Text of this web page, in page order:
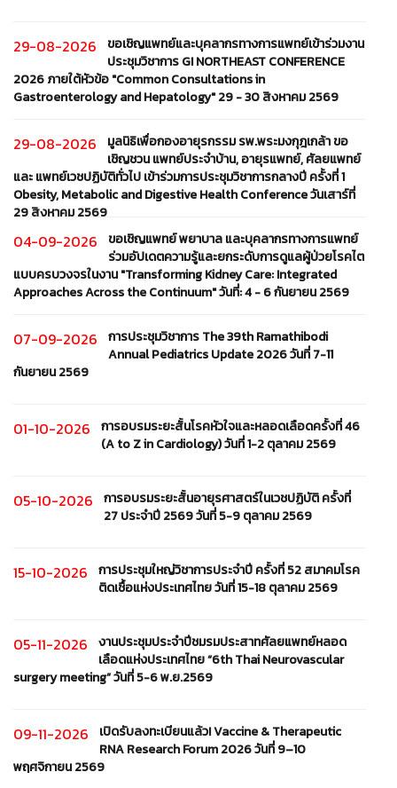
29-08-2026
ขอเชิญแพทย์และบุคลากรทางการแพทย์เข้าร่วมงาน
ประชุมวิชาการ GI NORTHEAST CONFERENCE
2026 ภายใต้หัวข้อ "Common Consultations in
Gastroenterology and Hepatology" 29 - 30 สิงหาคม 2569
29-08-2026
มูลนิธิเพื่อกองอายุรกรรม รพ.พระมงกุฎเกล้า ขอ
เชิญชวน แพทย์ประจำบ้าน, อายุรแพทย์, ศัลยแพทย์
และ แพทย์เวชปฏิบัติทั่วไป เข้าร่วมการประชุมวิชาการกลางปี ครั้งที่ 1
Obesity, Metabolic and Digestive Health Conference วันเสาร์ที่
29 สิงหาคม 2569
04-09-2026
ขอเชิญแพทย์ พยาบาล และบุคลากรทางการแพทย์
ร่วมอัปเดตความรู้และยกระดับการดูแลผู้ป่วยโรคไต
แบบครบวงจรในงาน "Transforming Kidney Care: Integrated
Approaches Across the Continuum" วันที่: 4 - 6 กันยายน 2569
07-09-2026
การประชุมวิชาการ The 39th Ramathibodi
Annual Pediatrics Update 2026 วันที่ 7-11
กันยายน 2569
01-10-2026
การอบรมระยะสั้นโรคหัวใจและหลอดเลือดครั้งที่ 46
(A to Z in Cardiology) วันที่ 1-2 ตุลาคม 2569
05-10-2026
การอบรมระยะสั้นอายุรศาสตร์ในเวชปฏิบัติ ครั้งที่
27 ประจำปี 2569 วันที่ 5-9 ตุลาคม 2569
15-10-2026
การประชุมใหญ่วิชาการประจำปี ครั้งที่ 52 สมาคมโรค
ติดเชื้อแห่งประเทศไทย วันที่ 15-18 ตุลาคม 2569
05-11-2026
งานประชุมประจำปีชมรมประสาทศัลยแพทย์หลอด
เลือดแห่งประเทศไทย “6th Thai Neurovascular
surgery meeting” วันที่ 5-6 พ.ย.2569
09-11-2026
เปิดรับลงทะเบียนแล้ว! Vaccine & Therapeutic
RNA Research Forum 2026 วันที่ 9–10
พฤศจิกายน 2569